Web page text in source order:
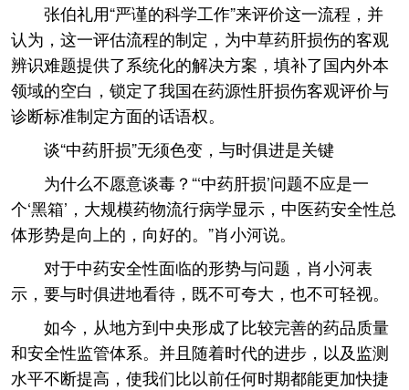
张伯礼用“严谨的科学工作”来评价这一流程，并
认为，这一评估流程的制定，为中草药肝损伤的客观
辨识难题提供了系统化的解决方案，填补了国内外本
领域的空白，锁定了我国在药源性肝损伤客观评价与
诊断标准制定方面的话语权。
谈“中药肝损”无须色变，与时俱进是关键
为什么不愿意谈毒？“‘中药肝损’问题不应是一
个‘黑箱’，大规模药物流行病学显示，中医药安全性总
体形势是向上的，向好的。”肖小河说。
对于中药安全性面临的形势与问题，肖小河表
示，要与时俱进地看待，既不可夸大，也不可轻视。
如今，从地方到中央形成了比较完善的药品质量
和安全性监管体系。并且随着时代的进步，以及监测
水平不断提高，使我们比以前任何时期都能更加快捷